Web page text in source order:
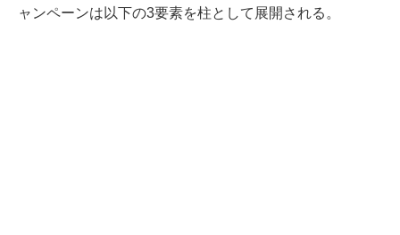
ャンペーンは以下の3要素を柱として展開される。